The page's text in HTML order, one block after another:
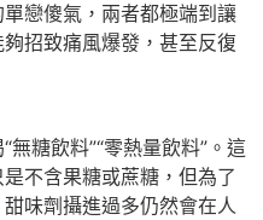
戀傻氣，兩者都極端到讓
招致痛風爆發，甚至反復
糖飲料”“零熱量飲料”。這
不含果糖或蔗糖，但為了
味劑攝進過多仍然會在人